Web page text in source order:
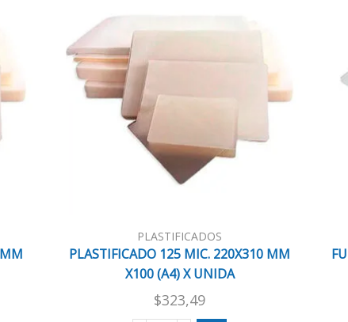
PLASTIFICADOS
PLASTIFICADO 125 MIC. 220X310 MM
X100 (A4) X UNIDA
$323,49